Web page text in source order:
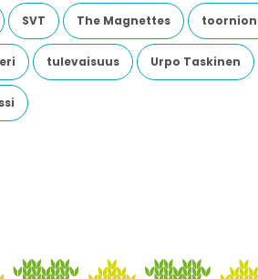
SVT The Magnettes
tulevaisuus Urpo Taskinen